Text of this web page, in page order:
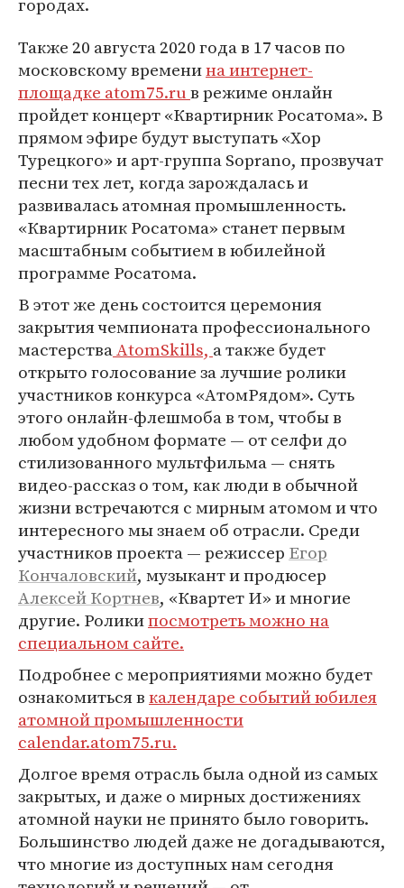
Также 20 августа 2020 года в 17 часов по
московскому временина интернет-
площадке atom75.ruв режиме онлайн
пройдет концерт «Квартирник Росатома». В
прямом эфире будут выступать «Хор
Турецкого» и арт-группа Soprano, прозвучат
песни тех лет, когда зарождалась и
развивалась атомная промышленность.
«Квартирник Росатома» станет первым
масштабным событием в юбилейной
программе Росатома.
В этот же день состоится церемония
закрытия чемпионата профессионального
мастерстваAtomSkills, а также будет
открыто голосование за лучшие ролики
участников конкурса «АтомРядом». Суть
этого онлайн-флешмоба в том, чтобы в
любом удобном формате — от селфи до
стилизованного мультфильма — снять
видео-рассказ о том, как люди в обычной
жизни встречаются с мирным атомом и что
интересного мы знаем об отрасли. Среди
участников проекта — режиссер Егор
Кончаловский, музыкант и продюсер
Алексей Кортнев, «Квартет И» и многие
другие. Роликипосмотреть можно на
специальном сайте.
Подробнее с мероприятиями можно будет
ознакомиться вкалендаре событий юбилея
атомной промышленности
calendar.atom75.ru.
Долгое время отрасль была одной из самых
закрытых, и даже о мирных достижениях
атомной науки не принято было говорить.
Большинство людей даже не догадываются,
что многие из доступных нам сегодня